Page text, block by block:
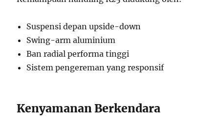
Suspensi depan upside-down
Swing-arm aluminium
Ban radial performa tinggi
Sistem pengereman yang responsif
Kenyamanan Berkendara